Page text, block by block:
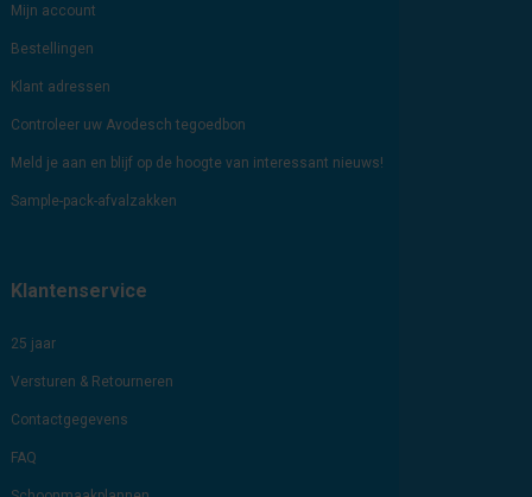
Mijn account
Bestellingen
Klant adressen
Controleer uw Avodesch tegoedbon
Meld je aan en blijf op de hoogte van interessant nieuws!
Sample-pack-afvalzakken
Klantenservice
25 jaar
Versturen & Retourneren
Contactgegevens
FAQ